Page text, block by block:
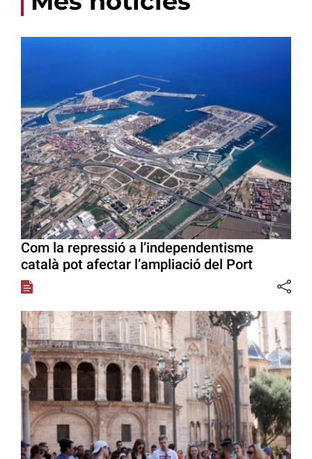
Com la repressió a l’independentisme
català pot afectar l’ampliació del Port